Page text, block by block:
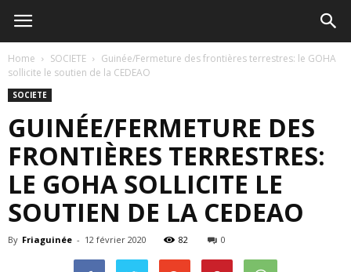
Home SOCIETE
Guinée/Fermeture des frontières terrestres: le GOHA
sollicite le soutien de la CEDEAO
SOCIETE
GUINÉE/FERMETURE DES
FRONTIÈRES TERRESTRES:
LE GOHA SOLLICITE LE
SOUTIEN DE LA CEDEAO
By Friaguinée - 12 février 2020 82 0